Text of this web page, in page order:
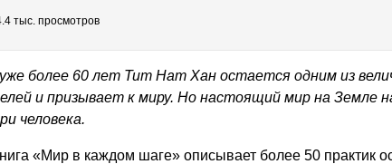
тыс. просмотров
более 60 лет Тит Нат Хан остается одним из
и призывает к миру. Но настоящий мир на Земле
человека.
«Мир в каждом шаге» описывает более 50 практик